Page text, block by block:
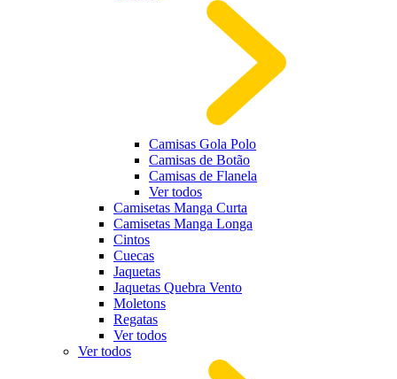
Camisas Gola Polo
Camisas de Botão
Camisas de Flanela
Ver todos
Camisetas Manga Curta
Camisetas Manga Longa
Cintos
Cuecas
Jaquetas
Jaquetas Quebra Vento
Moletons
Regatas
Ver todos
Ver todos